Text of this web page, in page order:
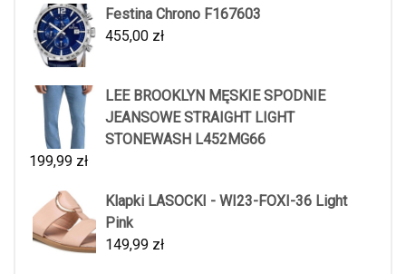
Festina Chrono F167603
455,00 zł
LEE BROOKLYN MĘSKIE SPODNIE
JEANSOWE STRAIGHT LIGHT
STONEWASH L452MG66
199,99 zł
Klapki LASOCKI - WI23-FOXI-36 Light
Pink
149,99 zł